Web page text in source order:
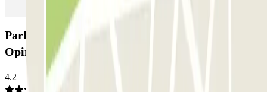
Parking Garage Paullo - Corso XXII Marzo:
Opiniones
4.2